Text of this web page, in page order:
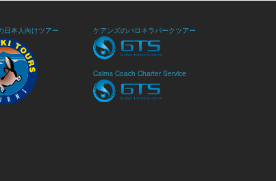
日本人向けツアー ケアンズのパロネラパークツアー
Cairns Coach Charter Service